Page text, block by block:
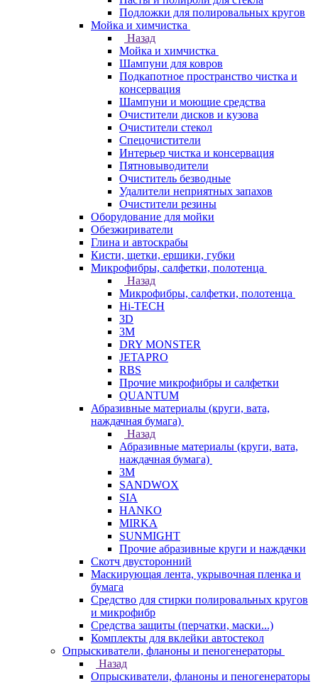
Подложки для полировальных кругов
Мойка и химчистка
Назад
Мойка и химчистка
Шампуни для ковров
Подкапотное пространство чистка и
консервация
Шампуни и моющие средства
Очистители дисков и кузова
Очистители стекол
Спецочистители
Интерьер чистка и консервация
Пятновыводители
Очиститель безводные
Удалители неприятных запахов
Очистители резины
Оборудование для мойки
Обезжириватели
Глина и автоскрабы
Кисти, щетки, ершики, губки
Микрофибры, салфетки, полотенца
Назад
Микрофибры, салфетки, полотенца
Hi-TECH
3D
3М
DRY MONSTER
JETAPRO
RBS
Прочие микрофибры и салфетки
QUANTUM
Абразивные материалы (круги, вата,
наждачная бумага)
Назад
Абразивные материалы (круги, вата,
наждачная бумага)
3М
SANDWOX
SIA
HANKO
MIRKA
SUNMIGHT
Прочие абразивные круги и наждачки
Скотч двусторонний
Маскирующая лента, укрывочная пленка и
бумага
Средство для стирки полировальных кругов
и микрофибр
Средства защиты (перчатки, маски...)
Комплекты для вклейки автостекол
Опрыскиватели, фланоны и пеногенераторы
Назад
Опрыскиватели, фланоны и пеногенераторы